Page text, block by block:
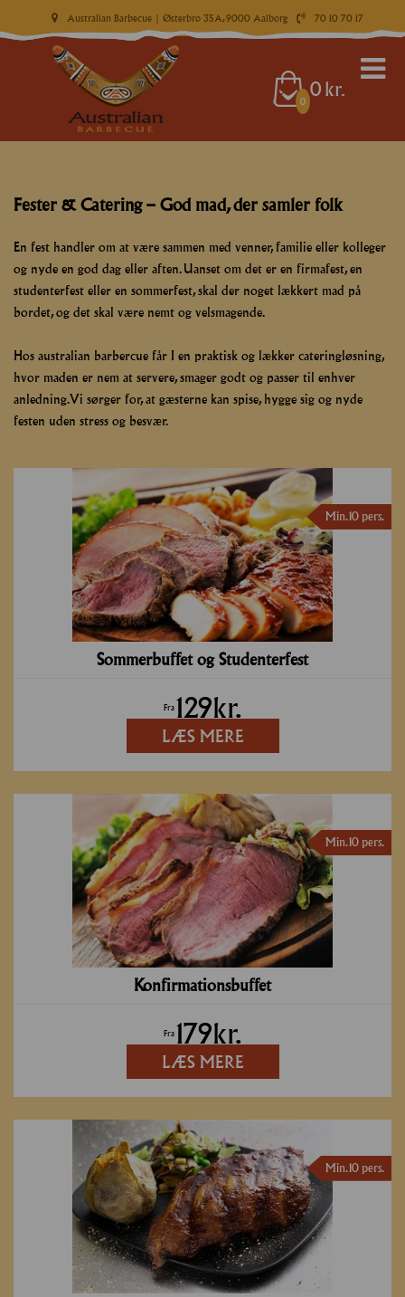
Australian Barbecue | Østerbro 35A, 9000 Aalborg 70 10 70 17
0
0 kr.
Fester & Catering – God mad, der samler folk
En fest handler om at være sammen med venner, familie eller kolleger
og nyde en god dag eller aften. Uanset om det er en firmafest, en
studenterfest eller en sommerfest, skal der noget lækkert mad på
bordet, og det skal være nemt og velsmagende.
Hos australian barbercue får I en praktisk og lækker cateringløsning,
hvor maden er nem at servere, smager godt og passer til enhver
anledning. Vi sørger for, at gæsterne kan spise, hygge sig og nyde
festen uden stress og besvær.
Sommerbuffet og Studenterfest
Min. 10 pers.
Fra 129kr.
LÆS MERE
Konfirmationsbuffet
Min. 10 pers.
Fra 179kr.
LÆS MERE
Min. 10 pers.